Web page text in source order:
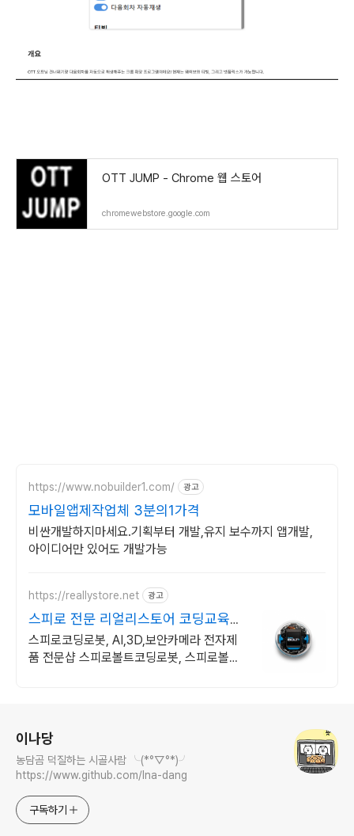
OTT JUMP - Chrome 웹 스토어
chromewebstore.google.com
https://www.nobuilder1.com/ 광고
모바일앱제작업체 3분의1가격
비싼개발하지마세요.기획부터 개발,유지 보수까지 앱개발,
아이디어만 있어도 개발가능
https://reallystore.net 광고
스피로 전문 리얼리스토어 코딩교육을
쉽고 재밌게
스피로코딩로봇, AI,3D,보안카메라 전자제
품 전문샵 스피로볼트코딩로봇, 스피로볼트
이나당
농담곰 덕질하는 시골사람 ╰(*°▽°*)╯
https://www.github.com/Ina-dang
구독하기